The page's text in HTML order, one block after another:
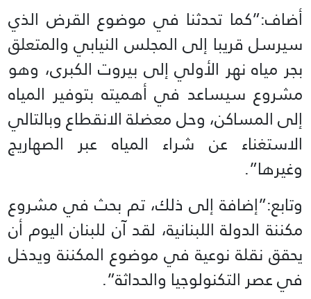
أضاف:”كما تحدثنا في موضوع القرض الذي
سيرسل قريبا إلى المجلس النيابي والمتعلق
بجر مياه نهر الأولي إلى بيروت الكبرى، وهو
مشروع سيساعد في أهميته بتوفير المياه
إلى المساكن، وحل معضلة الانقطاع وبالتالي
الاستغناء عن شراء المياه عبر الصهاريج
وغيرها”.
وتابع:”إضافة إلى ذلك، تم بحث في مشروع
مكننة الدولة اللبنانية، لقد آن للبنان اليوم أن
يحقق نقلة نوعية في موضوع المكننة ويدخل
في عصر التكنولوجيا والحداثة”.